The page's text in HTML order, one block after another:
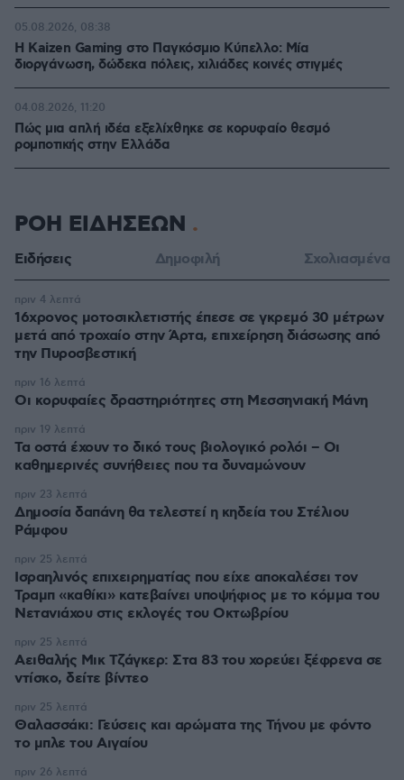
H Kaizen Gaming στο Παγκόσμιο Kύπελλο: Μία
διοργάνωση, δώδεκα πόλεις, χιλιάδες κοινές στιγμές
05.08.2026, 08:38
Πώς μια απλή ιδέα εξελίχθηκε σε κορυφαίο θεσμό
ρομποτικής στην Ελλάδα
04.08.2026, 11:20
ΡΟΗ ΕΙΔΗΣΕΩΝ
Ειδήσεις Δημοφιλή Σχολιασμένα
16χρονος μοτοσικλετιστής έπεσε σε γκρεμό 30 μέτρων
μετά από τροχαίο στην Άρτα, επιχείρηση διάσωσης από
την Πυροσβεστική
πριν 4 λεπτά
Οι κορυφαίες δραστηριότητες στη Μεσσηνιακή Μάνη
πριν 16 λεπτά
Τα οστά έχουν το δικό τους βιολογικό ρολόι – Οι
καθημερινές συνήθειες που τα δυναμώνουν
πριν 19 λεπτά
Δημοσία δαπάνη θα τελεστεί η κηδεία του Στέλιου
Ράμφου
πριν 23 λεπτά
Ισραηλινός επιχειρηματίας που είχε αποκαλέσει τον
Τραμπ «καθίκι» κατεβαίνει υποψήφιος με το κόμμα του
Νετανιάχου στις εκλογές του Οκτωβρίου
πριν 25 λεπτά
Αειθαλής Μικ Τζάγκερ: Στα 83 του χορεύει ξέφρενα σε
ντίσκο, δείτε βίντεο
πριν 25 λεπτά
Θαλασσάκι: Γεύσεις και αρώματα της Τήνου με φόντο
το μπλε του Αιγαίου
πριν 25 λεπτά
πριν 26 λεπτά